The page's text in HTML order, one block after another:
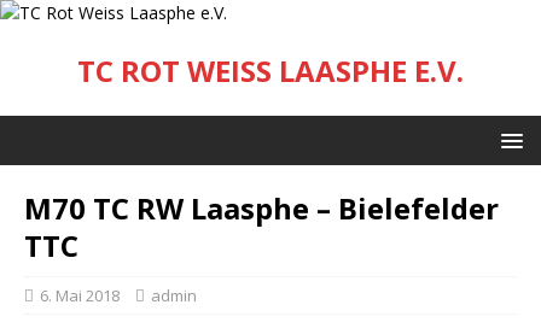
TC ROT WEISS LAASPHE E.V.
M70 TC RW Laasphe – Bielefelder
TTC
6. Mai 2018 admin